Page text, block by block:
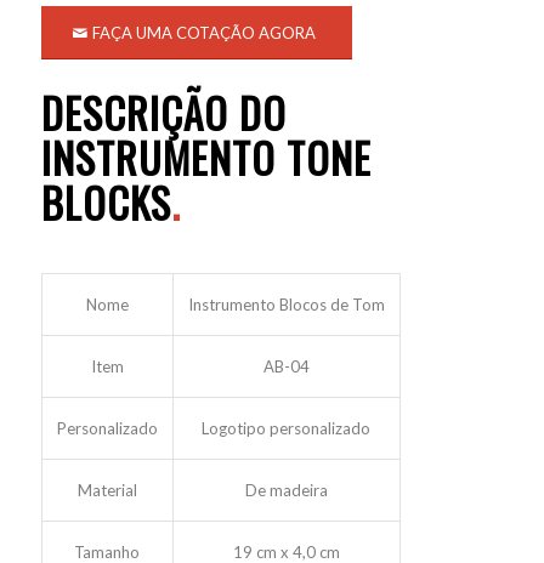
FAÇA UMA COTAÇÃO AGORA
DESCRIÇÃO DO
INSTRUMENTO TONE
BLOCKS.
Nome Instrumento Blocos de Tom
Item AB-04
Personalizado Logotipo personalizado
Material De madeira
Tamanho 19 cm x 4,0 cm